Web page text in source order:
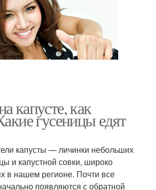
капусте, как
гусеницы едят
капусты — личинки небольших
и капустной совки, широко
в нашем регионе. Почти все
появляются с обратной